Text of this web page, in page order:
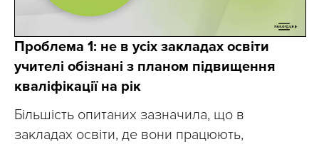
Проблема 1: не в усіх закладах освіти
учителі обізнані з планом підвищення
кваліфікації на рік
Більшість опитаних зазначила, що в
закладах освіти, де вони працюють,